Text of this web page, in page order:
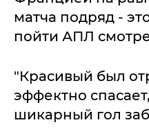
матча подряд -
пойти АПЛ
"Красивый был
эффектно
шикарный гол